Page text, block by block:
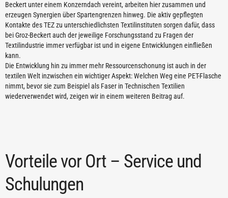
Beckert unter einem Konzerndach vereint, arbeiten hier zusammen und
erzeugen Synergien über Spartengrenzen hinweg. Die aktiv gepflegten
Kontakte des TEZ zu unterschiedlichsten Textilinstituten sorgen dafür, dass
bei Groz-Beckert auch der jeweilige Forschungsstand zu Fragen der
Textilindustrie immer verfügbar ist und in eigene Entwicklungen einfließen
kann.
Die Entwicklung hin zu immer mehr Ressourcenschonung ist auch in der
textilen Welt inzwischen ein wichtiger Aspekt: Welchen Weg eine PET-Flasche
nimmt, bevor sie zum Beispiel als Faser in Technischen Textilien
wiederverwendet wird, zeigen wir in einem weiteren Beitrag auf.
Vorteile vor Ort – Service und
Schulungen